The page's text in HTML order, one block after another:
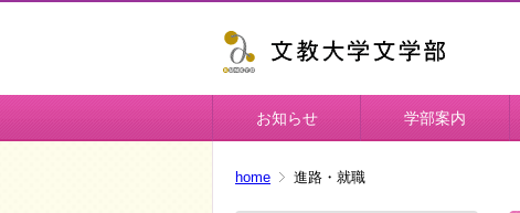
お知らせ 学部案内
home 進路・就職